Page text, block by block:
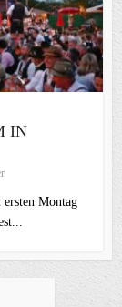
IN
Montag